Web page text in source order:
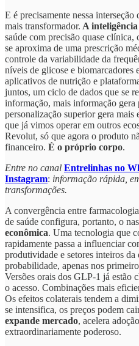
E é precisamente nessa
mais transformador. A
saúde com precisão quase
se aproxima de uma prescrição
controle da variabilidade da
níveis de glicose e biomarcadores
aplicativos de nutrição e
juntos, um ciclo de dados que se
informação, mais informação gera
personalização superior gera mais
que já vimos operar em outros
Revolut, só que agora o produto
financeiro. É o próprio corpo.
Entre no canal Entrelinhas no
Instagram: informação rápida,
transformações.
A convergência entre
de saúde configura, portanto, o
econômica. Uma tecnologia que
rapidamente passa a influenciar
produtividade e setores inteiros
probabilidade, apenas nos
Versões orais dos GLP-1 já estão
o acesso. Combinações mais
Os efeitos colaterais tendem a
se intensifica, os preços podem
expande mercado, acelera
extraordinariamente poderoso.